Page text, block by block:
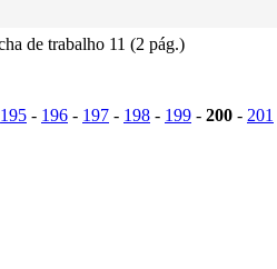
de trabalho 11 (2 pág.)
195 - 196 - 197 - 198 - 199 - 200 - 201